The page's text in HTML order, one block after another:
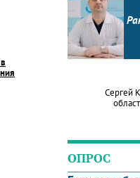
Сергей
ОПРОС